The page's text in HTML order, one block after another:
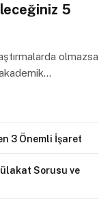
5
olmazsa
3 Önemli İşaret
Sorusu ve